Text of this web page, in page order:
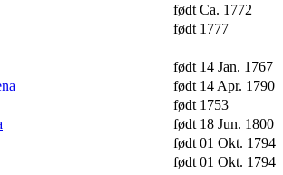
født Ca. 1772
født 1777
født 14 Jan. 1767
født 14 Apr. 1790
født 1753
født 18 Jun. 1800
født 01 Okt. 1794
født 01 Okt. 1794